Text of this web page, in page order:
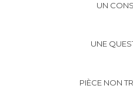
UN
UNE
PIÈCE NON